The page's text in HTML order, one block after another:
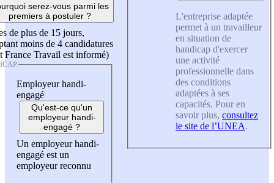
serez-vous parmi les
premiers à postuler ?
de plus de 15 jours,
moins de 4 candidatures
France Travail est informé)
Employeur handi-
engagé
Qu'est-ce qu'un
employeur handi-
engagé ?
Un employeur handi-
engagé est un
employeur reconnu
L'entreprise adaptée
permet à un travailleur
en situation de
handicap d'exercer
une activité
professionnelle dans
des conditions
adaptées à ses
capacités. Pour en
savoir plus, consultez
le site de l’UNEA.